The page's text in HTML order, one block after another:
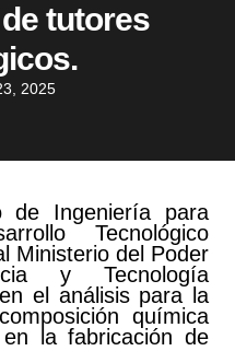
tutores
2025
de Ingeniería para
Tecnológico
Ministerio del Poder
y Tecnología
el análisis para la
química
la fabricación de